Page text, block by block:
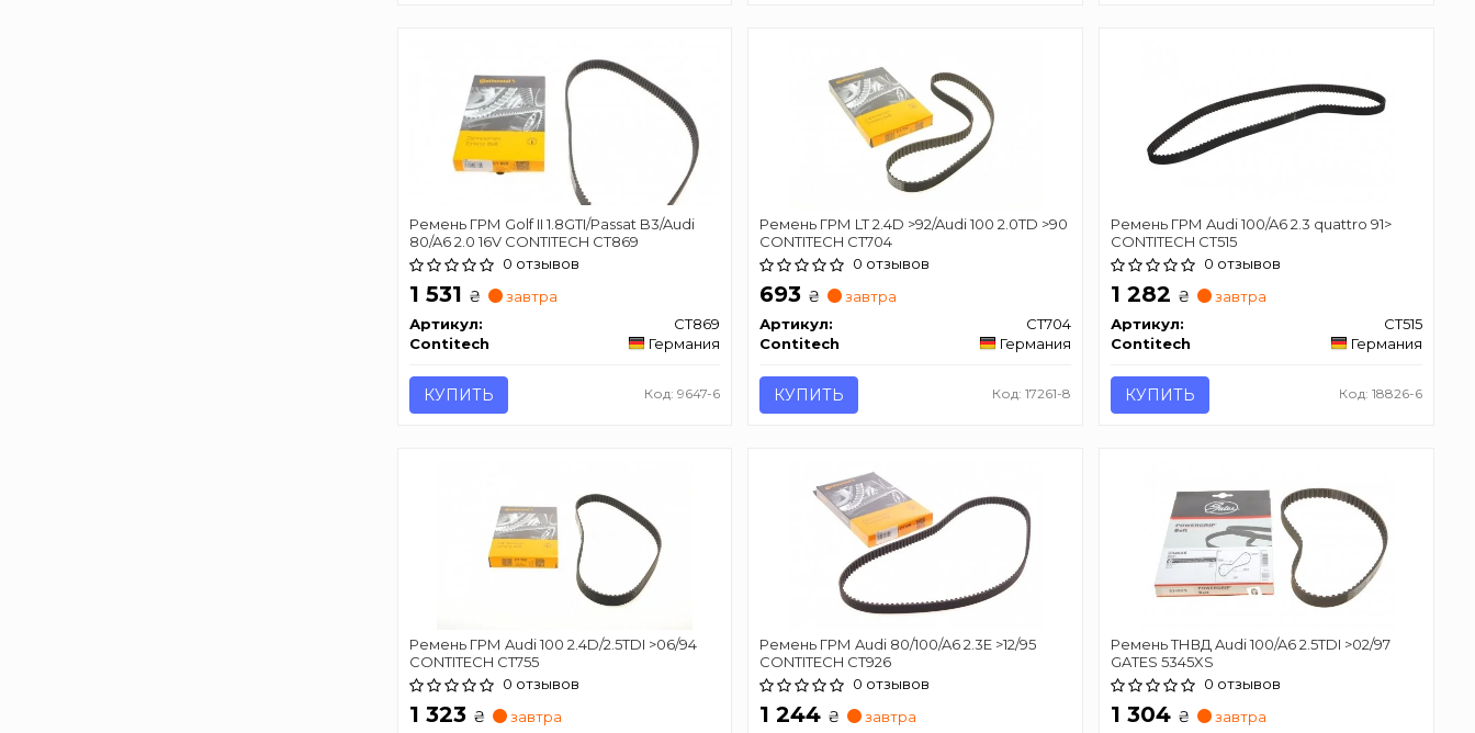
Ремень ГРМ Golf II 1.8GTI/Passat B3/Audi
80/A6 2.0 16V CONTITECH CT869
0 отзывов
1 531 ₴
завтра
Артикул:
CT869
Contitech
Германия
КУПИТЬ Код: 9647-6
Ремень ГРМ LT 2.4D >92/Audi 100 2.0TD >90
CONTITECH CT704
0 отзывов
693 ₴
завтра
Артикул:
CT704
Contitech
Германия
КУПИТЬ Код: 17261-8
Ремень ГРМ Audi 100/A6 2.3 quattro 91>
CONTITECH CT515
0 отзывов
1 282 ₴
завтра
Артикул:
CT515
Contitech
Германия
КУПИТЬ Код: 18826-6
Ремень ГРМ Audi 100 2.4D/2.5TDI >06/94
CONTITECH CT755
0 отзывов
1 323 ₴
завтра
Ремень ГРМ Audi 80/100/A6 2.3E >12/95
CONTITECH CT926
0 отзывов
1 244 ₴
завтра
Ремень ТНВД Audi 100/A6 2.5TDI >02/97
GATES 5345XS
0 отзывов
1 304 ₴
завтра